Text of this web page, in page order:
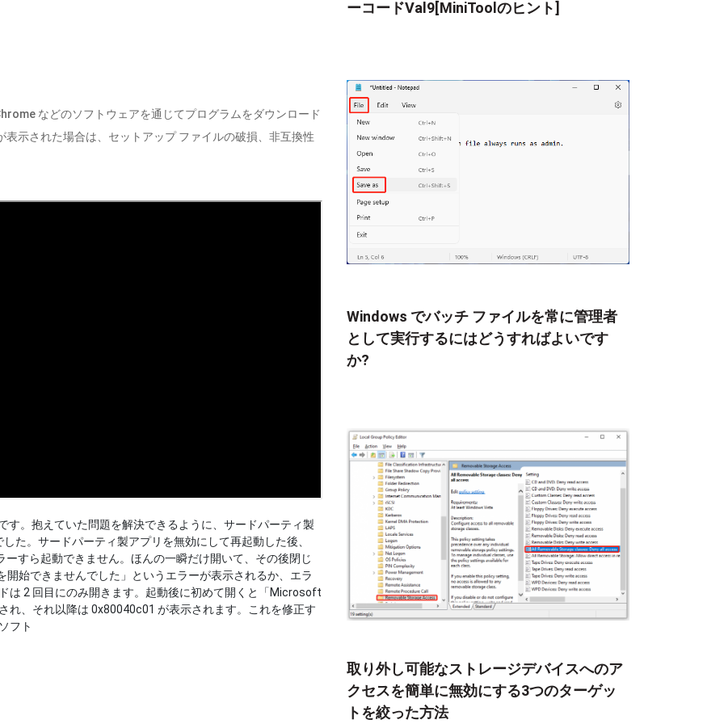
などのソフトウェアを通じてプログラムをダウンロード
示された場合は、セットアップ ファイルの破損、非互換性
す。抱えていた問題を解決できるように、サードパーティ製
た。サードパーティ製アプリを無効にして再起動した後、
すら起動できません。ほんの一瞬だけ開いて、その後閉じ
始できませんでした」というエラーが表示されるか、エラ
は 2 回目にのみ開きます。起動後に初めて開くと「Microsoft
れ、それ以降は 0x80040c01 が表示されます。これを修正す
フト
ーコードVal9[MiniToolのヒント]
Windows でバッチ ファイルを常に管理者
として実行するにはどうすればよいです
か?
取り外し可能なストレージデバイスへのア
クセスを簡単に無効にする3つのターゲッ
トを絞った方法